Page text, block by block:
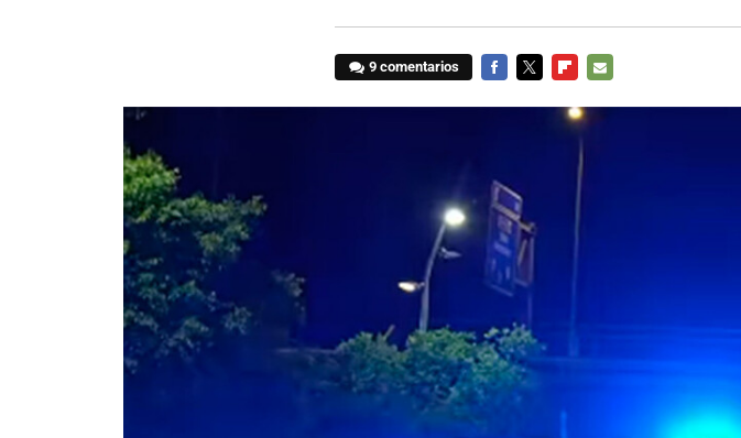
9 comentarios
MAIL